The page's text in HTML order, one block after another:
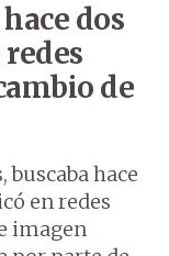
dos
de
buscaba hace
en redes
imagen